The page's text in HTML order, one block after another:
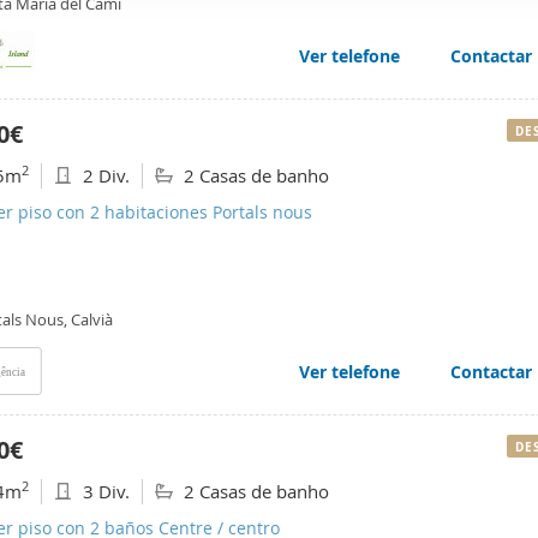
se usan para personalizar el contenido y los anuncios,
el tráfico. Además, compartimos información sobre el uso que
de redes sociales, publicidad y análisis web, quienes
que les haya proporcionado o que hayan recopilado a
Ver telefone Contactar
2 2 Div. 2 Casas de banho
piso con 2 habitaciones Portals nous
Nous, Calvià
Ver telefone Contactar
2 3 Div. 2 Casas de banho
piso con 2 baños Centre / centro